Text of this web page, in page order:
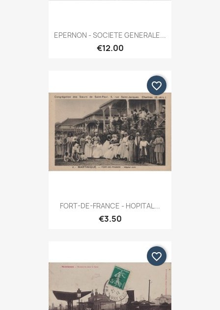
EPERNON - SOCIETE GENERALE...
€12.00
FORT-DE-FRANCE - HOPITAL...
€3.50
favorite_border
favorite_border